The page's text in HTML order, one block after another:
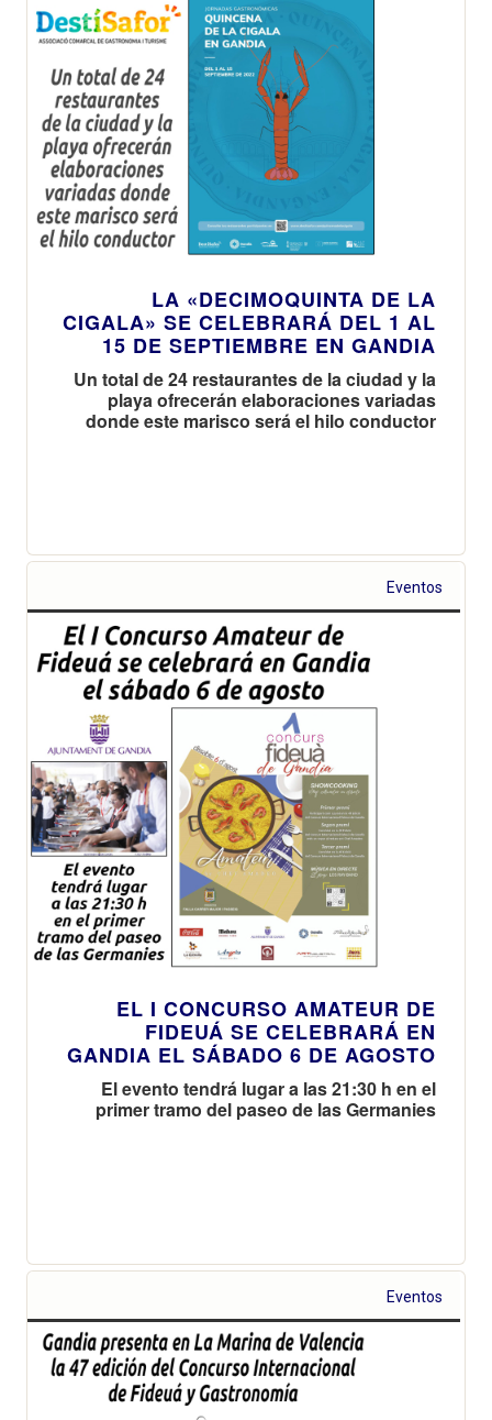
LA «DECIMOQUINTA DE LA
CIGALA» SE CELEBRARÁ DEL 1 AL
15 DE SEPTIEMBRE EN GANDIA
Un total de 24 restaurantes de la ciudad y la
playa ofrecerán elaboraciones variadas
donde este marisco será el hilo conductor
Eventos
EL I CONCURSO AMATEUR DE
FIDEUÁ SE CELEBRARÁ EN
GANDIA EL SÁBADO 6 DE AGOSTO
El evento tendrá lugar a las 21:30 h en el
primer tramo del paseo de las Germanies
Eventos